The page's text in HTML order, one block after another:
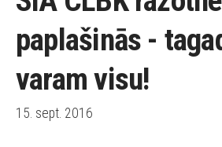
paplašinās -
varam visu!
15. sept. 2016